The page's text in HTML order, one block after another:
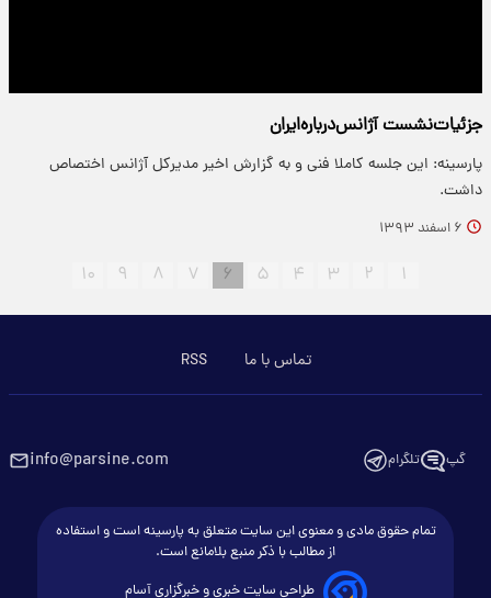
جزئیات‌نشست‌ آژانس‌درباره‌ایران
پارسینه: این جلسه کاملا فنی و به گزارش اخیر مدیرکل آژانس اختصاص
داشت.
۶ اسفند ۱۳۹۳
۱ ۲ ۳ ۴ ۵ ۶ ۷ ۸ ۹ ۱۰
تماس با ما RSS
گپ تلگرام info@parsine.com
تمام حقوق مادی و معنوی این سایت متعلق به پارسینه است و استفاده
از مطالب با ذکر منبع بلامانع است.
طراحی سایت خبری و خبرگزاری آسام